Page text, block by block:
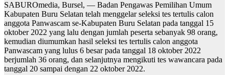
SABUROmedia, Bursel, — Badan Pengawas Pemilihan Umum
Kabupaten Buru Selatan telah menggelar seleksi tes tertulis calon
anggota Panwascam se-Kabupaten Buru Selatan pada tanggal 15
oktober 2022 yang lalu dengan jumlah peserta sebanyak 98 orang,
kemudian diumumkan hasil seleksi tes tertulis calon anggota
Panwascam yang lulus 6 besar pada tanggal 18 oktober 2022
berjumlah 36 orang, dan selanjutnya mengikuti tes wawancara pada
tanggal 20 sampai dengan 22 oktober 2022.